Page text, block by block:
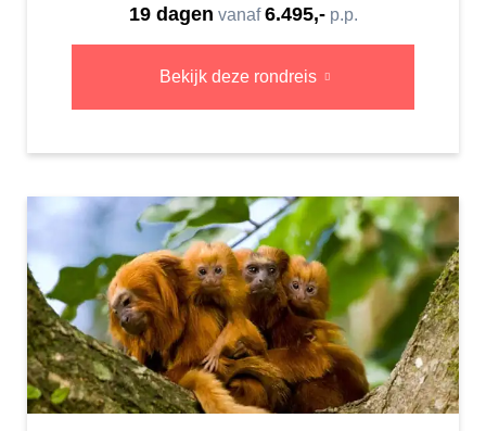
19 dagen vanaf6.495,-p.p.
Bekijk deze rondreis